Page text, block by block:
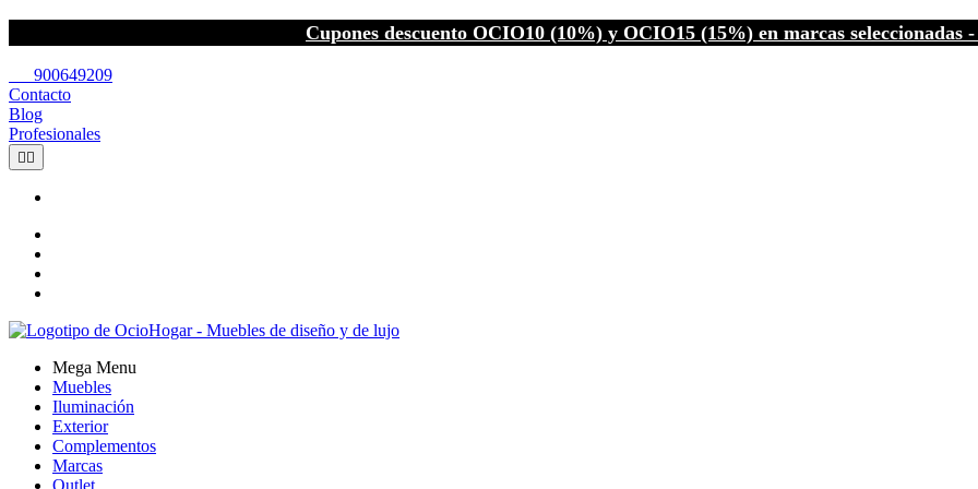
Cupones descuento OCIO10 (10%) y OCIO15 (15%) en marcas seleccionadas
900649209
Contacto
Blog
Profesionales
 
Mega Menu
Muebles
Iluminación
Exterior
Complementos
Marcas
Outlet